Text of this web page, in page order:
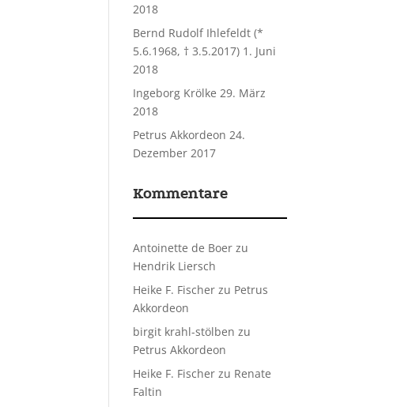
2018
Bernd Rudolf Ihlefeldt (*
5.6.1968, † 3.5.2017) 1. Juni
2018
Ingeborg Krölke 29. März
2018
Petrus Akkordeon 24.
Dezember 2017
Kommentare
Antoinette de Boer zu
Hendrik Liersch
Heike F. Fischer zu Petrus
Akkordeon
birgit krahl-stölben zu
Petrus Akkordeon
Heike F. Fischer zu Renate
Faltin